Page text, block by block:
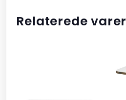
Relaterede varer